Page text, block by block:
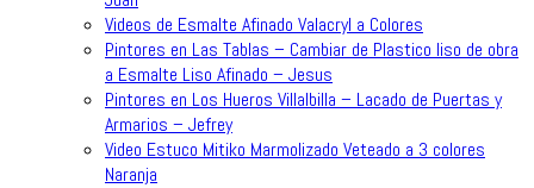
Videos de Esmalte Afinado Valacryl a Colores
Pintores en Las Tablas – Cambiar de Plastico liso de obra
a Esmalte Liso Afinado – Jesus
Pintores en Los Hueros Villalbilla – Lacado de Puertas y
Armarios – Jefrey
Video Estuco Mitiko Marmolizado Veteado a 3 colores
Naranja